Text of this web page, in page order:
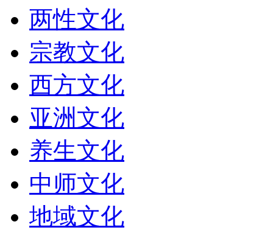
两性文化
宗教文化
西方文化
亚洲文化
养生文化
中师文化
地域文化